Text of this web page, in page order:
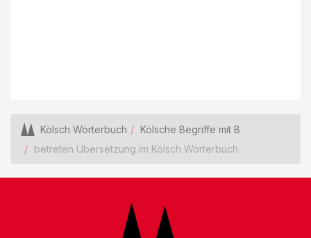
Kölsch Wörterbuch
Kölsche Begriffe mit B
betreten Übersetzung im Kölsch Wörterbuch